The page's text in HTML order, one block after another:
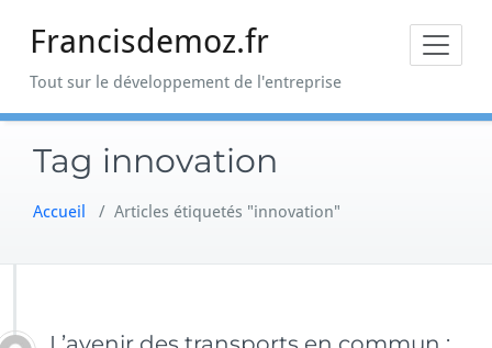
Francisdemoz.fr
Tout sur le développement de l'entreprise
Tag innovation
Accueil / Articles étiquetés "innovation"